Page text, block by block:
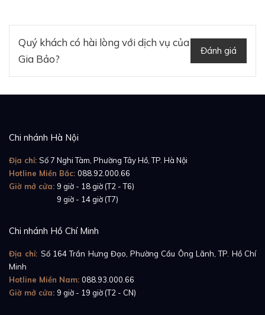
thao, nhưng chiếc Rolex Datejust 31 278273 vẫn đáp
ứng tốt cho nhu cầu cơ bản của người sử dụng với các
mốc thời gian ngày, giờ, phút, giây. Nhiêu đó thôi cũng
Quý khách có hài lòng với dịch vụ của
Gia Bảo?
Đánh giá
Chi nhánh Hà Nội
Địa chỉ: Số 7 Nghi Tàm, Phường Tây Hồ, TP. Hà Nội
Hotline Miền Bắc: 088.92.000.66
Giờ mở cửa: 9 giờ - 18 giờ (T2 - T6)
9 giờ - 14 giờ (T7)
Chi nhánh Hồ Chí Minh
Địa chỉ: Số 164 Trần Hưng Đạo, Phường Cầu Ông Lãnh, TP. Hồ Chí
Minh
Hotline Miền Nam: 088.93.000.66
Giờ mở cửa: 9 giờ - 19 giờ (T2 - CN)